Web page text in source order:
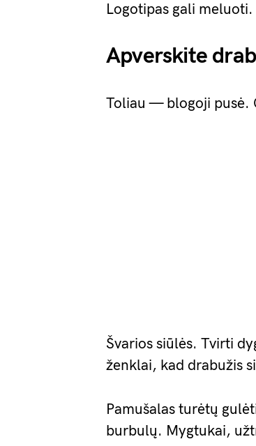
Logotipas gali
Apverskite
Toliau — blogoji pusė.
Švarios siūlės. Tvirti
ženklai, kad drabužis
Pamušalas turėtų
burbulų. Mygtukai,